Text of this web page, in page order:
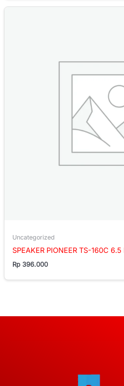
Uncategorized
SPEAKER PIONEER TS-160C
Rp 396.000